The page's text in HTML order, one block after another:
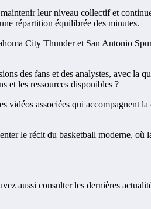
leur niveau collectif et
répartition équilibrée des minutes.
City Thunder et San Antonio
des fans et des analystes, avec la
et les ressources disponibles ?
vidéos associées qui accompagnent
le récit du basketball moderne, où
aussi consulter les dernières